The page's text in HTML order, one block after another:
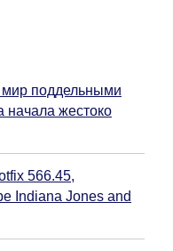
мир поддельными
начала жестоко
566.45,
Indiana Jones and